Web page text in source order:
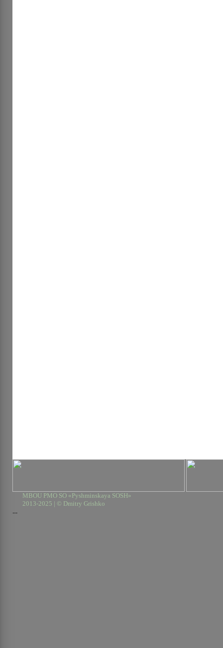
MBOU PMO SO «Pyshminskaya SOSH»
2013-2025 | © Dmitry Grishko
--